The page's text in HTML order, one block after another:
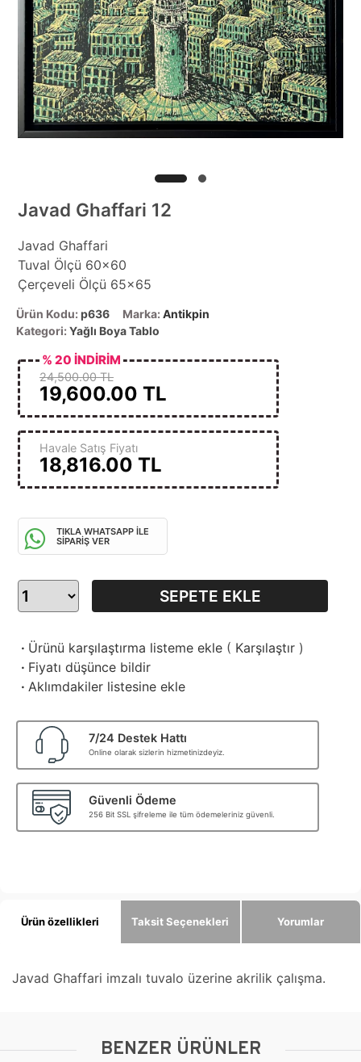
Javad Ghaffari 12
Javad Ghaffari
Tuval Ölçü 60x60
Çerçeveli Ölçü 65x65
Ürün Kodu: p636 Marka: Antikpin
Kategori: Yağlı Boya Tablo
24,500.00 TL
19,600.00 TL
% 20 İNDİRİM
Havale Satış Fiyatı
18,816.00 TL
TIKLA WHATSAPP İLE
SİPARİŞ VER
SEPETE EKLE
· Ürünü karşılaştırma listeme ekle ( Karşılaştır )
· Fiyatı düşünce bildir
· Aklımdakiler listesine ekle
7/24 Destek Hattı
Online olarak sizlerin hizmetinizdeyiz.
Güvenli Ödeme
256 Bit SSL şifreleme ile tüm ödemeleriniz güvenli.
Ürün özellikleri Taksit Seçenekleri Yorumlar
Javad Ghaffari imzalı tuvalo üzerine akrilik çalışma.
BENZER ÜRÜNLER